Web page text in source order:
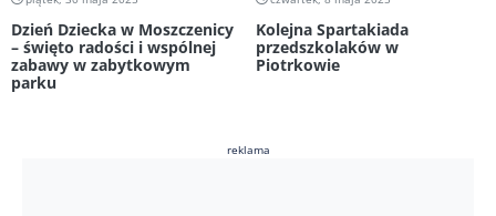
Dzień Dziecka w Moszczenicy
– święto radości i wspólnej
zabawy w zabytkowym
parku
Kolejna Spartakiada
przedszkolaków w
Piotrkowie
reklama